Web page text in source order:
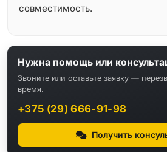
совместимость.
Нужна помощь или
Звоните или оставьте заявку —
время.
+375 (29) 666-91-98
Получить